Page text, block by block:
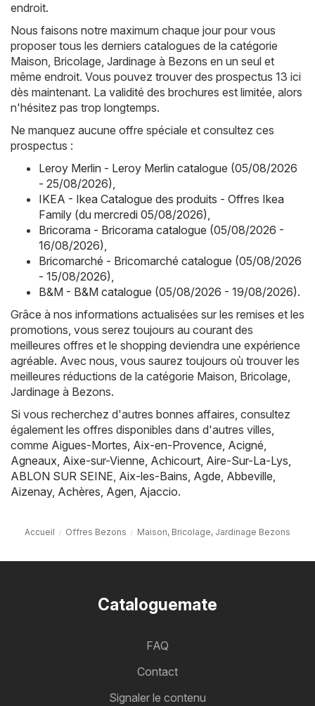
endroit.
Nous faisons notre maximum chaque jour pour vous
proposer tous les derniers catalogues de la catégorie
Maison, Bricolage, Jardinage à Bezons en un seul et
même endroit. Vous pouvez trouver des prospectus 13 ici
dès maintenant. La validité des brochures est limitée, alors
n'hésitez pas trop longtemps.
Ne manquez aucune offre spéciale et consultez ces
prospectus :
Leroy Merlin - Leroy Merlin catalogue (05/08/2026
- 25/08/2026),
IKEA - Ikea Catalogue des produits - Offres Ikea
Family (du mercredi 05/08/2026),
Bricorama - Bricorama catalogue (05/08/2026 -
16/08/2026),
Bricomarché - Bricomarché catalogue (05/08/2026
- 15/08/2026),
B&M - B&M catalogue (05/08/2026 - 19/08/2026).
Grâce à nos informations actualisées sur les remises et les
promotions, vous serez toujours au courant des
meilleures offres et le shopping deviendra une expérience
agréable. Avec nous, vous saurez toujours où trouver les
meilleures réductions de la catégorie Maison, Bricolage,
Jardinage à Bezons.
Si vous recherchez d'autres bonnes affaires, consultez
également les offres disponibles dans d'autres villes,
comme Aigues-Mortes, Aix-en-Provence, Acigné,
Agneaux, Aixe-sur-Vienne, Achicourt, Aire-Sur-La-Lys,
ABLON SUR SEINE, Aix-les-Bains, Agde, Abbeville,
Aizenay, Achères, Agen, Ajaccio.
Accueil Offres Bezons Maison, Bricolage, Jardinage Bezons
Cataloguemate
FAQ
Contact
Signaler le contenu